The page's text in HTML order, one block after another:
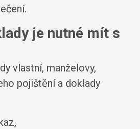
je nutné mít s
vlastní, manželovy,
pojištění a doklady